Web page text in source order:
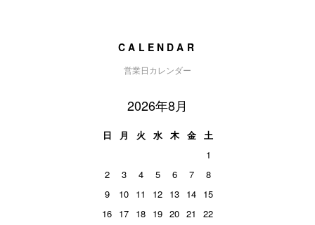
CALENDAR
営業日カレンダー
2026年8月
日 月 火 水 木 金
土
1
2
3 4 5 6 7
8
9
10 11 12 13 14 15
16 17 18 19 20 21
22